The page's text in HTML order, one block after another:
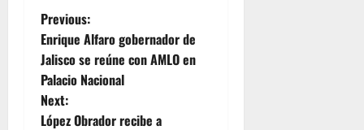
P
o
s
Previous:
Enrique Alfaro gobernador de
Jalisco se reúne con AMLO en
Palacio Nacional
Next:
López Obrador recibe a